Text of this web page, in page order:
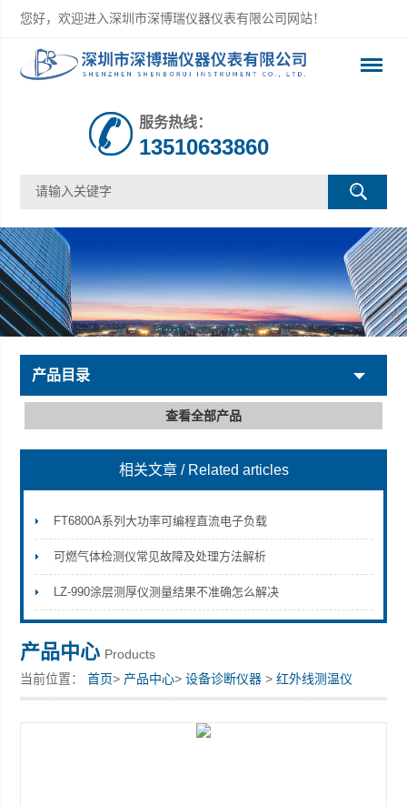
您好，欢迎进入深圳市深博瑞仪器仪表有限公司网站！
深圳市深博瑞仪器仪表有限公司
服务热线：
13510633860
产品目录
查看全部产品
相关文章 / Related articles
FT6800A系列大功率可编程直流电子负载
可燃气体检测仪常见故障及处理方法解析
LZ-990涂层测厚仪测量结果不准确怎么解决
产品中心 Products
当前位置：首页> 产品中心>设备诊断仪器 >红外线测温仪